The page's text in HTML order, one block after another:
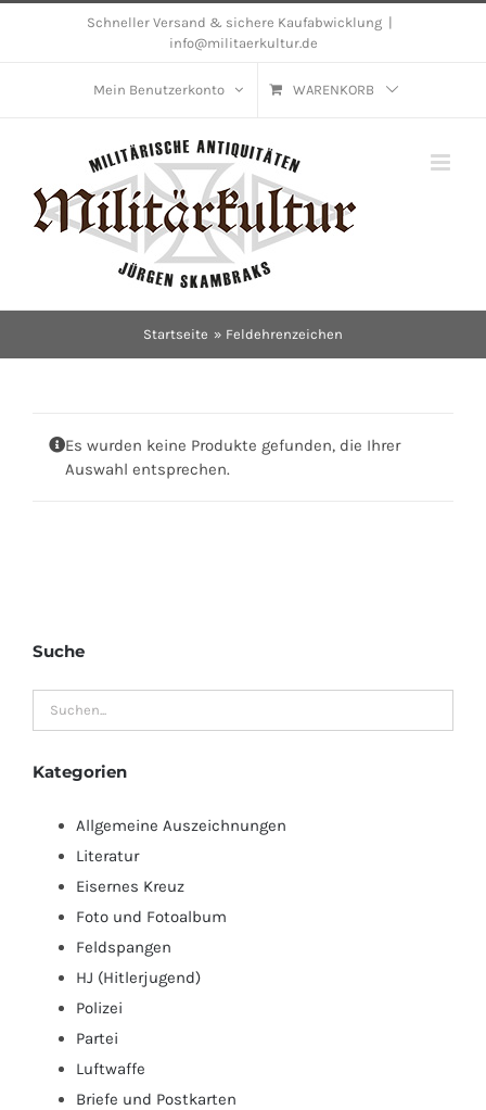
Schneller Versand & sichere Kaufabwicklung
info@militaerkultur.de
Mein Benutzerkonto WARENKORB
Startseite Feldehrenzeichen
Es wurden keine Produkte gefunden, die Ihrer
Auswahl entsprechen.
Suche
Kategorien
Allgemeine Auszeichnungen
Literatur
Eisernes Kreuz
Foto und Fotoalbum
Feldspangen
HJ (Hitlerjugend)
Polizei
Partei
Luftwaffe
Briefe und Postkarten